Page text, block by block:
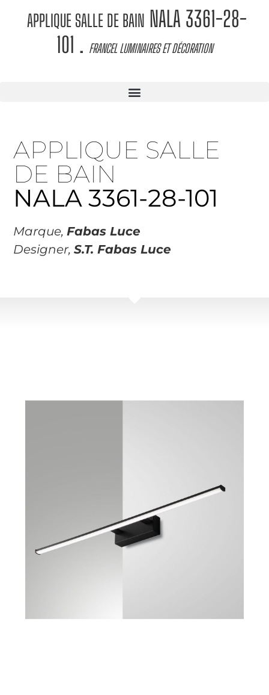
APPLIQUE SALLE DE BAIN NALA 3361-28-
101 . FRANCEL LUMINAIRES ET DÉCORATION
APPLIQUE SALLE
DE BAIN
NALA 3361-28-101
Marque,Fabas Luce
Designer,S.T. Fabas Luce